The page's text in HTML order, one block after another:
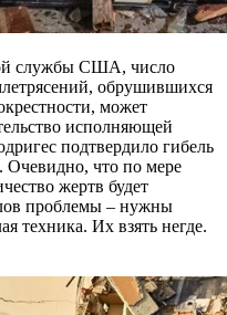
службы США, число
обрушившихся
может
исполняющей
подтвердило гибель
Очевидно, что по мере
жертв будет
проблемы – нужны
техника. Их взять негде.